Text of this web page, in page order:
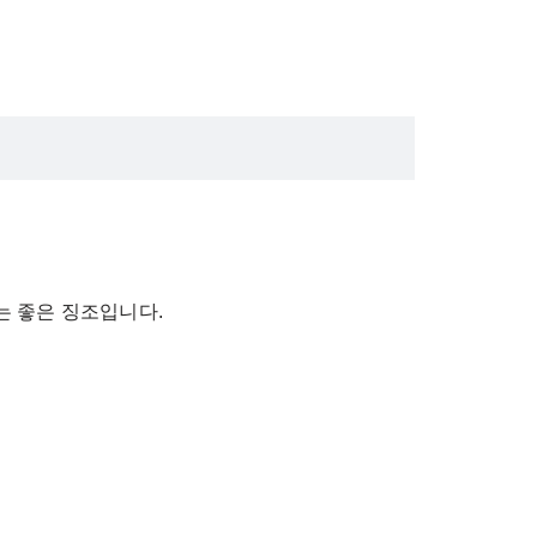
좋은 징조입니다.